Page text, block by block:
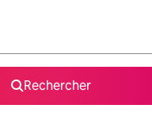
Rechercher